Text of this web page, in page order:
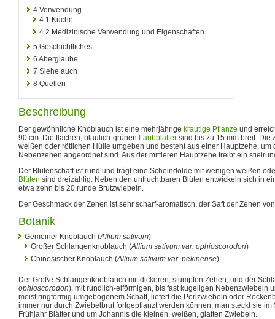
4 Verwendung
4.1 Küche
4.2 Medizinische Verwendung und Eigenschaften
5 Geschichtliches
6 Aberglaube
7 Siehe auch
8 Quellen
Beschreibung
Der gewöhnliche Knoblauch ist eine mehrjährige krautige Pflanze und
90 cm. Die flachen, bläulich-grünen Laubblätter sind bis zu 15 mm breit. Die
weißen oder rötlichen Hülle umgeben und besteht aus einer Hauptzehe, um
Nebenzehen angeordnet sind. Aus der mittleren Hauptzehe treibt ein
Der Blütenschaft ist rund und trägt eine Scheindolde mit wenigen weißen
Blüten sind dreizählig. Neben den unfruchtbaren Blüten entwickeln sich in
etwa zehn bis 20 runde Brutzwiebeln.
Der Geschmack der Zehen ist sehr scharf-aromatisch, der Saft der Zehen
Botanik
Gemeiner Knoblauch (Allium sativum)
Großer Schlangenknoblauch (Allium sativum var. ophioscorodon)
Chinesischer Knoblauch (Allium sativum var. pekinense)
Der Große Schlangenknoblauch mit dickeren, stumpfen Zehen, und der
ophioscorodon), mit rundlich-eiförmigen, bis fast kugeligen Nebenzwiebeln
meist ringförmig umgebogenem Schaft, liefert die Perlzwiebeln oder
immer nur durch Zwiebelbrut fortgepflanzt werden können; man steckt sie
Frühjahr Blätter und um Johannis die kleinen, weißen, glatten Zwiebeln.